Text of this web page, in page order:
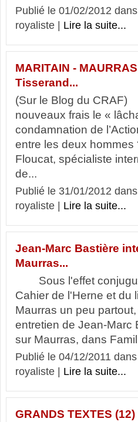
Publié le 01/02/2012 dans
royaliste | Lire la suite...
MARITAIN -
Tisserand...
(Sur le Blog du
nouveaux frais le «
condamnation de
entre les deux hommes
Floucat, spécialiste
de...
Publié le 31/01/2012 dans
royaliste | Lire la suite...
Jean-Marc Bastière
Maurras...
Sous l'effet conjugué
Cahier de l'Herne et du
Maurras un peu
entretien de Jean-Marc
sur Maurras, dans
Publié le 04/12/2011 dans
royaliste | Lire la suite...
GRANDS TEXTES